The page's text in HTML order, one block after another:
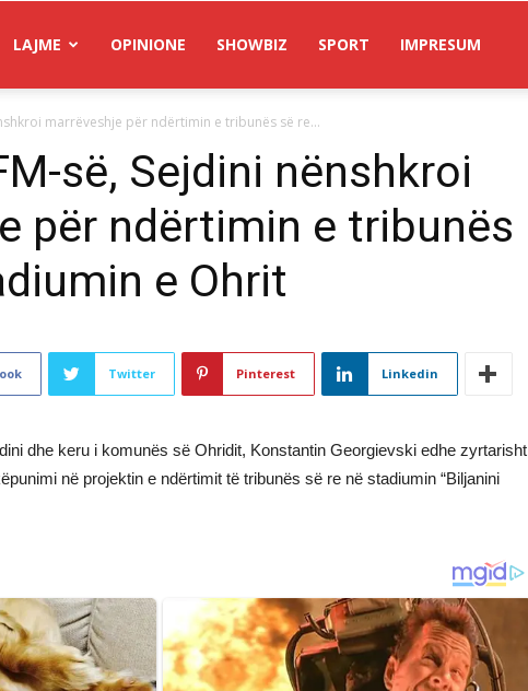
LAJME OPINIONE SHOWBIZ SPORT IMPRESUM
marrëveshje për ndërtimin e tribunës së re...
së, Sejdini nënshkroi
për ndërtimin e tribunës
e Ohrit
Twitter Pinterest Linkedin
dhe keru i komunës së Ohridit, Konstantin Georgievski edhe zyrtarisht
në projektin e ndërtimit të tribunës së re në stadiumin “Biljanini